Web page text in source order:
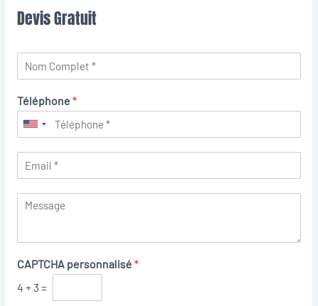
Devis Gratuit
Téléphone*
CAPTCHA personnalisé*
4 + 3=